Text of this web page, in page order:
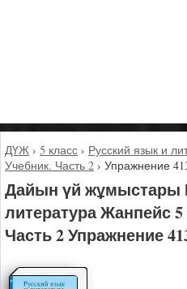
ДҮЖ › 5 класс › Русский язык и
Учебник. Часть 2 › Упражнение
Дайын үй жұмыстары
литература Жанпейс 5
Часть 2 Упражнение